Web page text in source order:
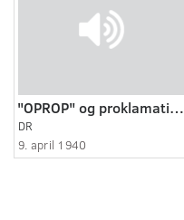
"OPROP" og proklamation til Danmarks soldater og det danske folk
DR
9. april 1940